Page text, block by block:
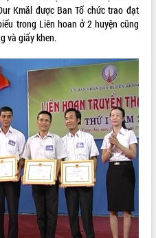
Kmăl được Ban Tổ chức trao đạt
trong Liên hoan ở 2 huyện cũng
và giấy khen.